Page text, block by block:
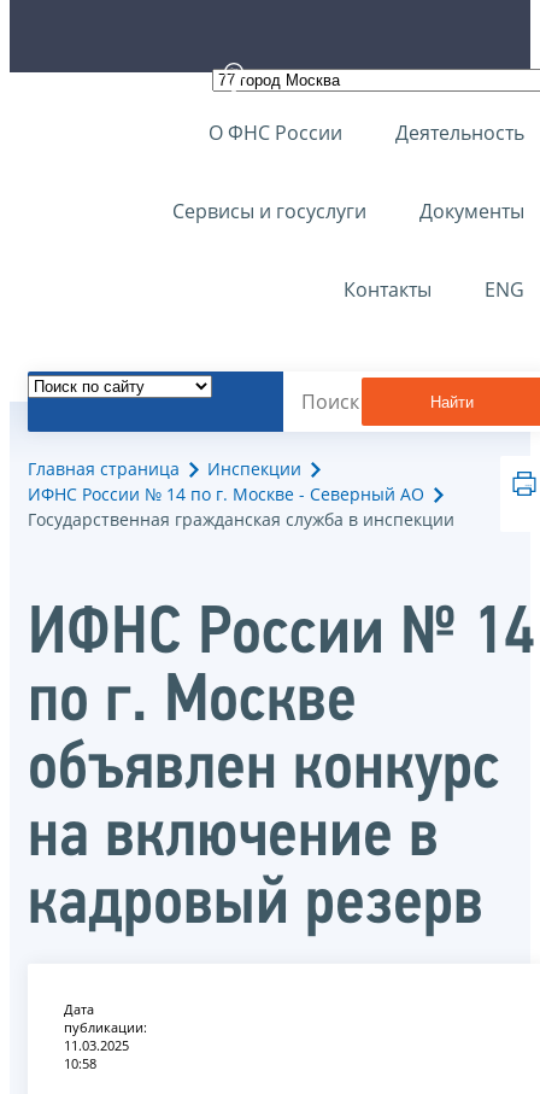
О ФНС России Деятельность
Сервисы и госуслуги Документы
Контакты ENG
Найти
Главная страница
Инспекции
ИФНС России № 14 по г. Москве - Северный АО
Государственная гражданская служба в инспекции
ИФНС России № 14
по г. Москве
объявлен конкурс
на включение в
кадровый резерв
Дата
публикации:
11.03.2025
10:58